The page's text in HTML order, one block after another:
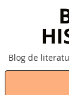
Blog de